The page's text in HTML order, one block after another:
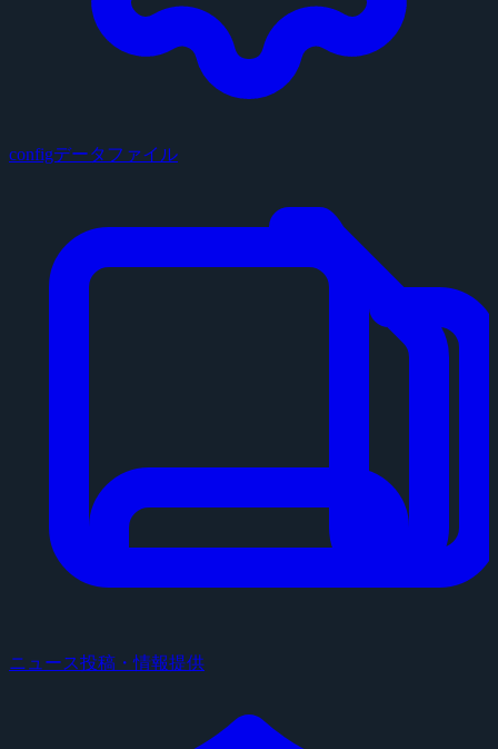
configデータファイル
ニュース投稿・情報提供